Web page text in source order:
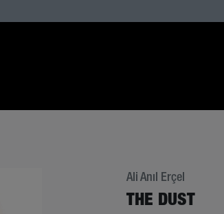
Ali Anıl Erçel
THE DUST